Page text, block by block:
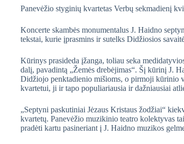
Panevėžio styginių kvartetas Verbų sekmadienį
Koncerte skambės monumentalus J. Haidno
tekstai, kurie įprasmins ir sutelks Didžiosios
Kūrinys prasideda įžanga, toliau seka
dalį, pavadintą „Žemės drebėjimas“. Šį kūrinį J.
Didžiojo penktadienio mišioms, o pirmoji kūrinio
kvartetui, ji ir tapo populiariausia ir dažniausiai
„Septyni paskutiniai Jėzaus Kristaus žodžiai“
kvartetų. Panevėžio muzikinio teatro kolektyvas
pradėti kartu pasineriant į J. Haidno muzikos